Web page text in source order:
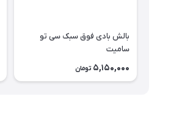
بالش بادی فوق سبک سی تو
سامیت
5,150,000 تومان